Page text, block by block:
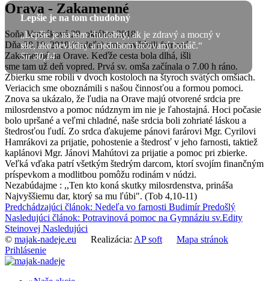
Lepšie je na tom chudobný
„Lepšie je na tom chudobný, ak je zdravý a mocný v
sile, ako nevládny a neduhom bičovaný boháč.“
Sir 30,14
Orava - Zakamenné
Soňa Vancáková 29. október 2018
Dňa 28.10. 2018 (nedeľa) sme navštívili farnosť
Zakamenné na Orave. Keďže cesta bola dlhá, išli
sme tam už deň vopred. Prvá sv. omša začínala o 7.00 h ráno.
Zbierku sme robili v dvoch kostoloch na štyroch svätých omšiach.
Veriacich sme oboznámili s našou činnosťou a formou pomoci.
Znova sa ukázalo, že ľudia na Orave majú otvorené srdcia pre
milosrdenstvo a pomoc núdznym im nie je ľahostajná. Hoci počasie
bolo upršané a veľmi chladné, naše srdcia boli zohriaté láskou a
štedrosťou ľudí. Zo srdca ďakujeme pánovi farárovi Mgr. Cyrilovi
Hamrákovi za prijatie, pohostenie a štedrosť v jeho farnosti, taktiež
kaplánovi Mgr. Jánovi Mahútovi za prijatie a pomoc pri zbierke.
Veľká vďaka patrí všetkým štedrým darcom, ktorí svojím finančným
príspevkom a modlitbou pomôžu rodinám v núdzi.
Nezabúdajme : ,,Ten kto koná skutky milosrdenstva, prináša
Najvyššiemu dar, ktorý sa mu ľúbi". (Tob 4,10-11)
Predchádzajúci článok: Nedeľa vo farnosti BudimírPredošlý
Nasledujúci článok: Potravinová pomoc na Gymnáziu sv.Edity
Steinovej Nasledujúci
© majak-nadeje.eu Realizácia: AP soft
Mapa stránok
Prihlásenie